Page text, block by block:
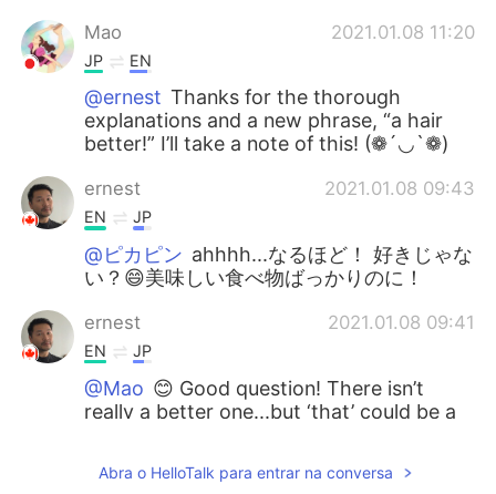
Mao 2021.01.08 11:20
JP EN
@ernest Thanks for the thorough
explanations and a new phrase, “a hair
better!” I’ll take a note of this! (❁´◡`❁)
ernest 2021.01.08 09:43
EN JP
@ピカピン ahhhh...なるほど！ 好きじゃな
い？😄美味しい食べ物ばっかりのに！
ernest 2021.01.08 09:41
EN JP
@Mao 😊 Good question! There isn’t
really a better one...but ‘that’ could be a
mentioning, kuromame, and ‘that’ is your
Abra o HelloTalk para entrar na conversa